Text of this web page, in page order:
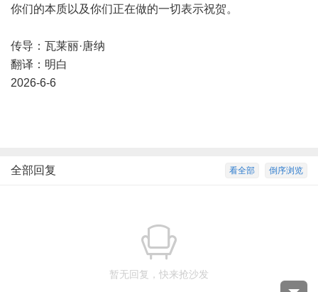
你们的本质以及你们正在做的一切表示祝贺。
传导：瓦莱丽·唐纳
翻译：明白
2026-6-6
倒序浏览
看全部
全部回复
暂无回复，快来抢沙发